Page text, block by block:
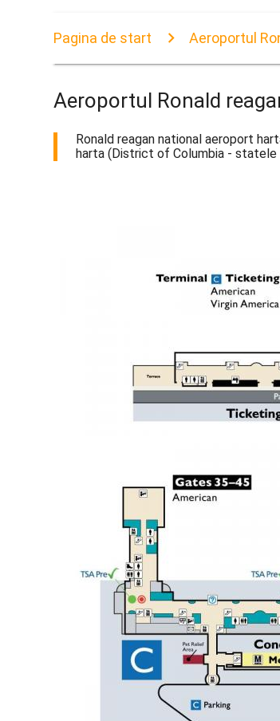
Pagina de start Aeroportul
Aeroportul Ronald
Ronald reagan national aeroport
harta (District of Columbia - statele